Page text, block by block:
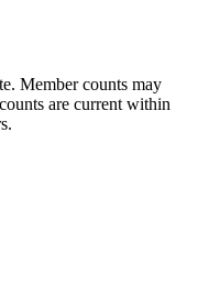
Member counts may
are current within